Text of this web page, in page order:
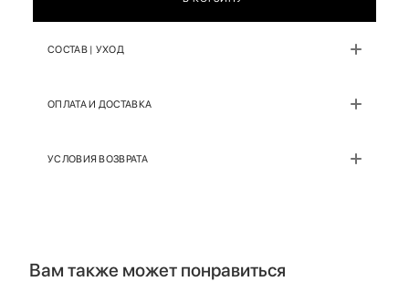
СОСТАВ | УХОД
ОПЛАТА И ДОСТАВКА
УСЛОВИЯ ВОЗВРАТА
Вам также может понравиться